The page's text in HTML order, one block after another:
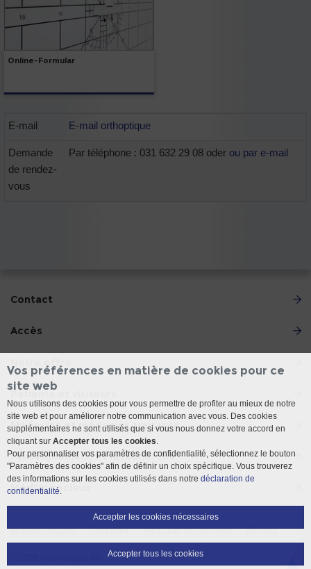
Online-Formular
E-mail E-mail orthoptique
Demande
de rendez-
vous
Par téléphone : 031 632 29 08 oder ou par e-mail
Contact
Accès
Patients et visiteurs
Médecins et médecins traitants
l'enseignement et la recherche
Médias sociaux
Mentions légales Disclaimer Protection des données Sitemap
Vos préférences en matière de cookies pour ce
site web
Nous utilisons des cookies pour vous permettre de profiter au mieux de notre
site web et pour améliorer notre communication avec vous. Des cookies
supplémentaires ne sont utilisés que si vous nous donnez votre accord en
cliquant sur Accepter tous les cookies.
Pour personnaliser vos paramètres de confidentialité, sélectionnez le bouton
"Paramètres des cookies" afin de définir un choix spécifique. Vous trouverez
des informations sur les cookies utilisés dans notre déclaration de
confidentialité.
Accepter les cookies nécessaires
Accepter tous les cookies